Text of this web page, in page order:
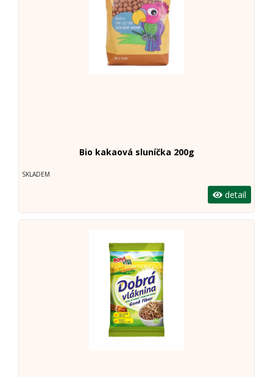
Bio kakaová sluníčka 200g
SKLADEM
detail